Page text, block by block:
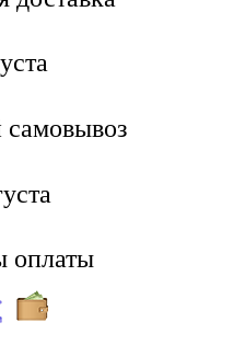
оплаты